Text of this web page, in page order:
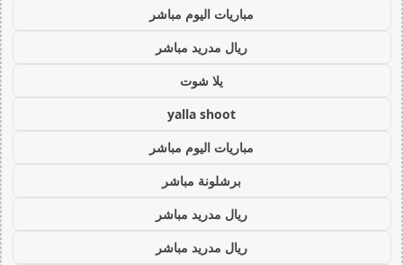
مباريات اليوم مباشر
ريال مدريد مباشر
يلا شوت
yalla shoot
مباريات اليوم مباشر
برشلونة مباشر
ريال مدريد مباشر
ريال مدريد مباشر